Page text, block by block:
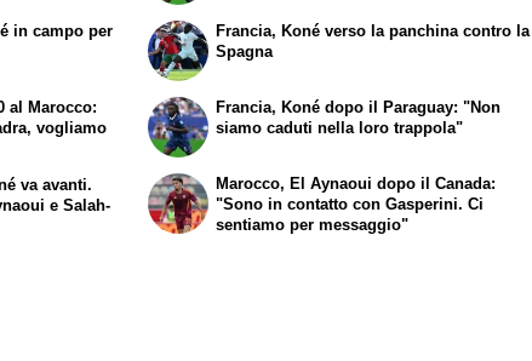
in campo per
Francia, Koné verso la panchina contro la
Spagna
al Marocco:
vogliamo
va avanti.
e Salah-
Francia, Koné dopo il Paraguay: "Non
siamo caduti nella loro trappola"
Marocco, El Aynaoui dopo il Canada:
"Sono in contatto con Gasperini. Ci
sentiamo per messaggio"